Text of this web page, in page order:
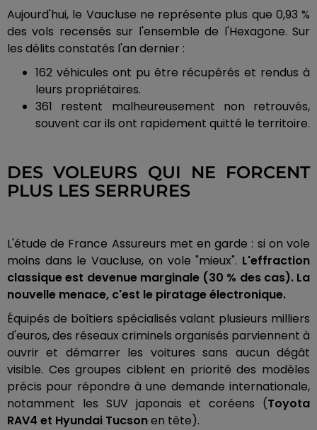
Aujourd'hui, le Vaucluse ne représente plus que 0,93 %
des vols recensés sur l'ensemble de l'Hexagone. Sur
les délits constatés l'an dernier :
162 véhicules ont pu être récupérés et rendus à
leurs propriétaires.
361 restent malheureusement non retrouvés,
souvent car ils ont rapidement quitté le territoire.
DES VOLEURS QUI NE FORCENT
PLUS LES SERRURES
L'étude de France Assureurs met en garde : si on vole
moins dans le Vaucluse, on vole "mieux". L'effraction
classique est devenue marginale (30 % des cas). La
nouvelle menace, c'est le piratage électronique.
Équipés de boîtiers spécialisés valant plusieurs milliers
d'euros, des réseaux criminels organisés parviennent à
ouvrir et démarrer les voitures sans aucun dégât
visible. Ces groupes ciblent en priorité des modèles
précis pour répondre à une demande internationale,
notamment les SUV japonais et coréens (Toyota
RAV4 et Hyundai Tucsonen tête).